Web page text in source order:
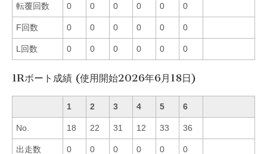
転覆回数 0 0 0 0 0 0
F回数 0 0 0 0 0 0
L回数 0 0 0 0 0 0
1Rボート成績 (使用開始2026年6月18日)
1 2 3 4 5 6
No. 18 22 31 12 33 36
出走数 0 0 0 0 0 0